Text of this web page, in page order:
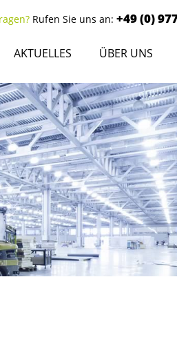
Rufen Sie uns an: +49 (0)
AKTUELLES ÜBER UNS